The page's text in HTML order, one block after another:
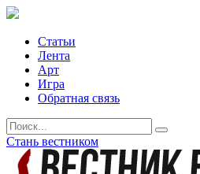
Статьи
Лента
Арт
Игра
Обратная связь
Стань вестником